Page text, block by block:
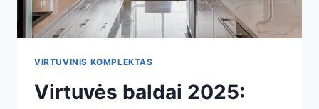
VIRTUVINIS KOMPLEKTAS
Virtuvės baldai 2025: